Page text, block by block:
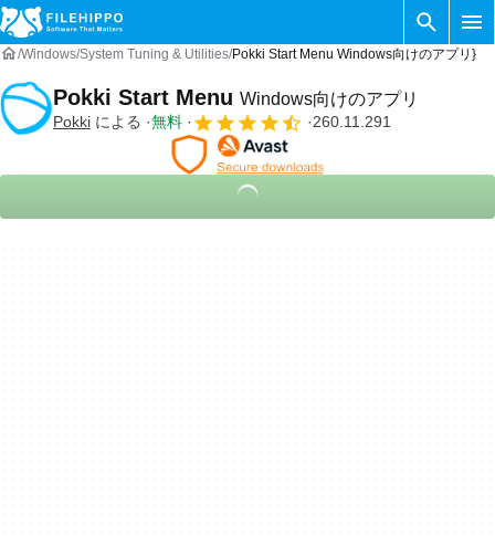
Windows System Tuning & Utilities Pokki Start Menu Windows向けのアプリ}
Pokki Start Menu Windows向けのアプリ
Pokki による 無料 260.11.291